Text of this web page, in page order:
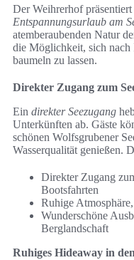
Der Weihrerhof
Entspannungsurlaub am
atemberaubenden Natur
die Möglichkeit, sich nach
baumeln zu lassen.
Direkter Zugang zum
Ein direkter Seezugang
Unterkünften ab. Gäste
schönen Wolfsgrubener
Wasserqualität genießen.
Direkter Zugang
Bootsfahrten
Ruhige
Wunderschöne
Berglandschaft
Ruhiges Hideaway in